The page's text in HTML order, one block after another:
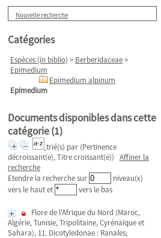
Nouvelle recherche
Catégories
Espèces (in biblio) > Berberidaceae>
Epimedium
Epimedium alpinum
Epimedium
Documents disponibles dans cette
catégorie (1)
trié(s) par (Pertinence
décroissant(e), Titre croissant(e)) Affiner la
recherche
Etendre la recherche sur
niveau(x)
vers le haut et
vers le bas
Flore de l'Afrique du Nord (Maroc,
Algérie, Tunisie, Tripolitaine, Cyrénaïque et
Sahara), 11. Dicotyledonae : Ranales;